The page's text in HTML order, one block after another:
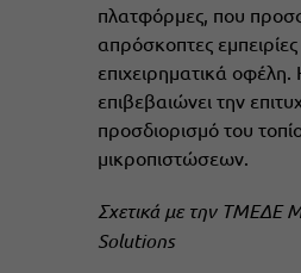
πλατφόρμες, που
απρόσκοπτες
επιχειρηματικά
επιβεβαιώνει την
προσδιορισμό του
μικροπιστώσεων.
Σχετικά με την ΤΜΕΔΕ
Solutions